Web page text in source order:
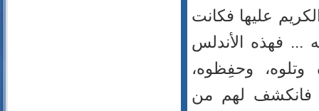
عليها فكانت
... فهذه الأندلس
وتلوه، وحفِظوه،
فانكشف لهم من